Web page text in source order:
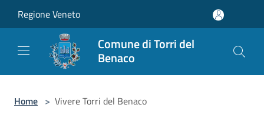
Regione Veneto
Comune di Torri del
Benaco
Home > Vivere Torri del Benaco